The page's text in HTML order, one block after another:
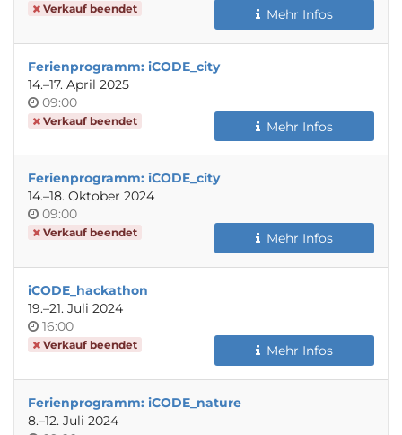
Verkauf beendet Mehr Infos
Ferienprogramm: iCODE_city
14.–bis
17. April 2025
Uhrzeit
09:00
Verkauf beendet Mehr Infos
Ferienprogramm: iCODE_city
14.–bis
18. Oktober 2024
Uhrzeit
09:00
Verkauf beendet Mehr Infos
iCODE_hackathon
19.–bis
21. Juli 2024
Uhrzeit
16:00
Verkauf beendet Mehr Infos
Ferienprogramm: iCODE_nature
8.–bis
12. Juli 2024